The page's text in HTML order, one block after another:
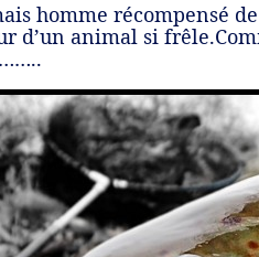
homme récompensé
d’un animal si